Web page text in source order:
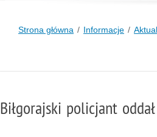
Strona główna Informacje
Biłgorajski policjant